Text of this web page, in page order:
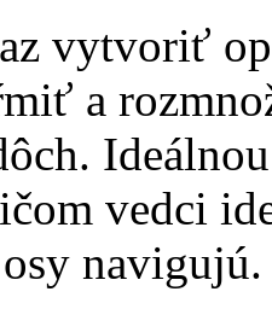
vytvoriť
a
vedci
navigujú.